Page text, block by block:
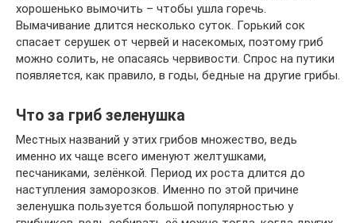
хорошенько вымочить – чтобы ушла горечь.
Вымачивание длится несколько суток. Горький сок
спасает серушек от червей и насекомых, поэтому гриб
можно солить, не опасаясь червивости. Спрос на путики
появляется, как правило, в годы, бедные на другие грибы.
Что за гриб зеленушка
Местных названий у этих грибов множество, ведь
именно их чаще всего именуют желтушками,
песчаниками, зелёнкой. Период их роста длится до
наступления заморозков. Именно по этой причине
зеленушка пользуется большой популярностью у